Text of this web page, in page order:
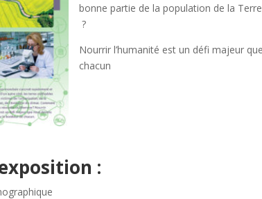
bonne partie de la population de la
?
Nourrir l’humanité est un défi majeur
chacun
: